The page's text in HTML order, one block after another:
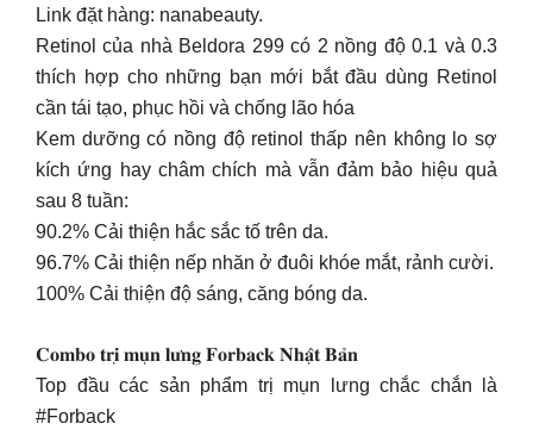
Link đặt hàng: nanabeauty.
Retinol của nhà Beldora 299 có 2 nồng độ 0.1 và 0.3
thích hợp cho những bạn mới bắt đầu dùng Retinol
cần tái tạo, phục hồi và chống lão hóa
Kem dưỡng có nồng độ retinol thấp nên không lo sợ
kích ứng hay châm chích mà vẫn đảm bảo hiệu quả
sau 8 tuần:
90.2% Cải thiện hắc sắc tố trên da.
96.7% Cải thiện nếp nhăn ở đuôi khóe mắt, rảnh cười.
100% Cải thiện độ sáng, căng bóng da.
𝐂𝐨𝐦𝐛𝐨 𝐭𝐫𝐢̣ 𝐦𝐮̣𝐧 𝐥𝐮̛𝐧𝐠 𝐅𝐨𝐫𝐛𝐚𝐜𝐤 𝐍𝐡𝐚̣̂𝐭 𝐁𝐚̉𝐧
Top đầu các sản phẩm trị mụn lưng chắc chắn là
#Forback